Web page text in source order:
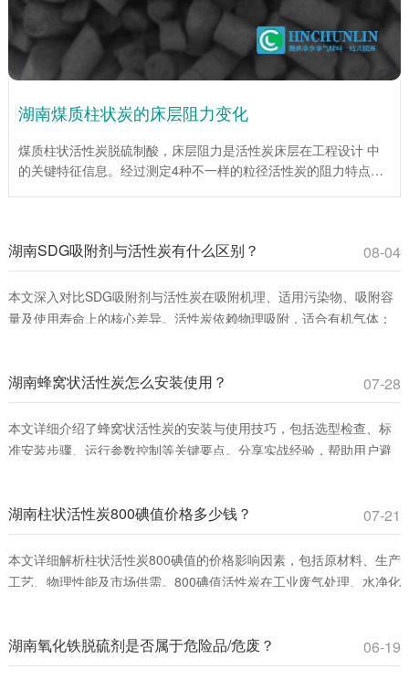
湖南煤质柱状炭的床层阻力变化
煤质柱状活性炭脱硫制酸，床层阻力是活性炭床层在工程设计 中
的关键特征信息。经过测定4种不一样的粒径活性炭的阻力特点，
力较小时对床层平均阻力系数影响很大。活性炭(1mm)床层平均阻
力系数伴随着床层高度的增加而增加，活性炭(4mm、6mm、
10mm)床层平均阻力系数伴随着床层高度的增大而下降。
湖南SDG吸附剂与活性炭有什么区别？ 08-04
本文深入对比SDG吸附剂与活性炭在吸附机理、适用污染物、吸附容
量及使用寿命上的核心差异。活性炭依赖物理吸附，适合有机气体；
湖南蜂窝状活性炭怎么安装使用？ 07-28
本文详细介绍了蜂窝状活性炭的安装与使用技巧，包括选型检查、标
准安装步骤、运行参数控制等关键要点。分享实战经验，帮助用户避
湖南柱状活性炭800碘值价格多少钱？ 07-21
本文详细解析柱状活性炭800碘值的价格影响因素，包括原材料、生产
工艺、物理性能及市场供需。800碘值活性炭在工业废气处理、水净化
湖南氧化铁脱硫剂是否属于危险品/危废？ 06-19